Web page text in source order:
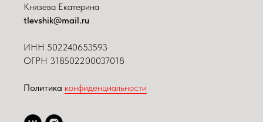
Князева Екатерина
tlevshik@mail.ru
ИНН 502240653593
ОГРН 318502200037018
Политика конфиденциальности